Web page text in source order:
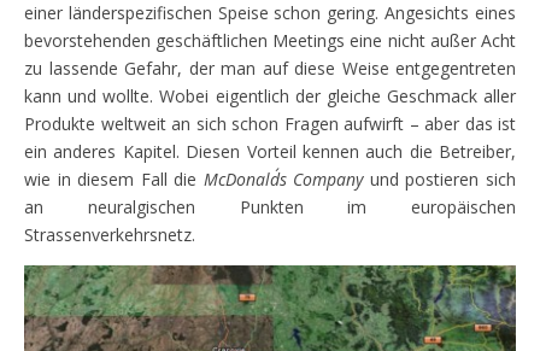
einer länderspezifischen Speise schon gering. Angesichts eines
bevorstehenden geschäftlichen Meetings eine nicht außer Acht
zu lassende Gefahr, der man auf diese Weise entgegentreten
kann und wollte. Wobei eigentlich der gleiche Geschmack aller
Produkte weltweit an sich schon Fragen aufwirft – aber das ist
ein anderes Kapitel. Diesen Vorteil kennen auch die Betreiber,
wie in diesem Fall die McDonald´s Companyund postieren sich
an neuralgischen Punkten im europäischen
Strassenverkehrsnetz.